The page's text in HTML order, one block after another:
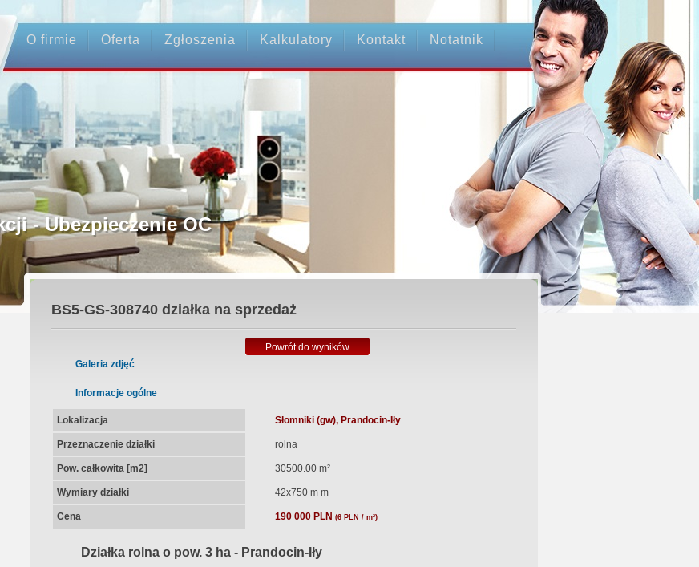
O firmie Oferta Zgłoszenia Kalkulatory Kontakt Notatnik
- Ubezpieczenie OC
Umowa Notarialna
BS5-GS-308740działka na sprzedaż
Powrót do wyników
Galeria zdjęć
Informacje ogólne
Lokalizacja Słomniki (gw), Prandocin-Iły
Przeznaczenie działki rolna
Pow. całkowita [m2] 30500.00 m²
Wymiary działki 42x750 m m
Cena 190 000 PLN (6 PLN / m²)
Działka rolna o pow. 3 ha - Prandocin-Iły